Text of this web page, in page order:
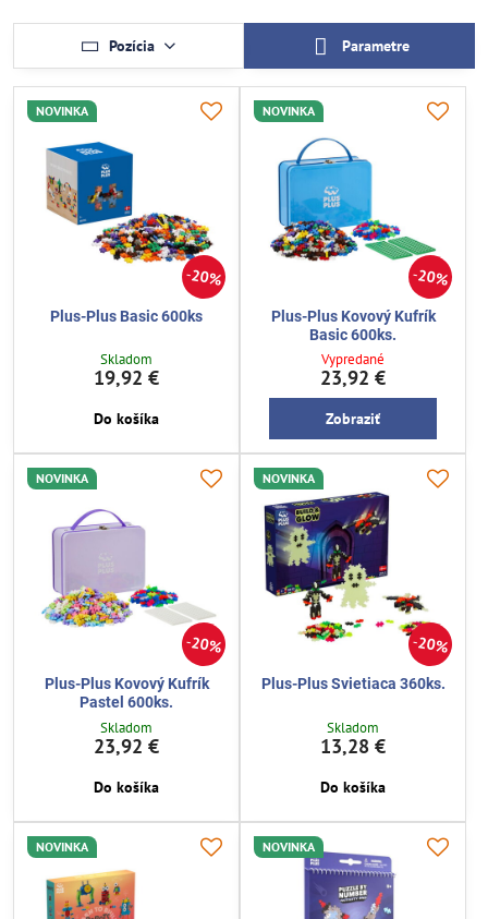
Pozícia Parametre
20%
NOVINKA
Plus-Plus Basic 600ks
Skladom
19,92 €
Do košíka
20%
NOVINKA
Plus-Plus Kovový Kufrík
Basic 600ks.
Vypredané
23,92 €
Zobraziť
20%
NOVINKA
Plus-Plus Kovový Kufrík
Pastel 600ks.
Skladom
23,92 €
Do košíka
20%
NOVINKA
Plus-Plus Svietiaca 360ks.
Skladom
13,28 €
Do košíka
NOVINKA NOVINKA